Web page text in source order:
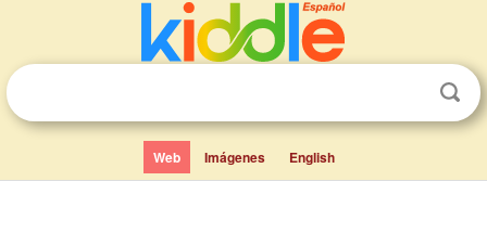
Web Imágenes English